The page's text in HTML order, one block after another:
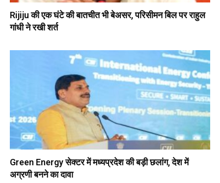
Rijiju की एक घंटे की बातचीत भी बेअसर, परिसीमन बिल पर राहुल
गांधी ने रखी शर्त
Green Energy सेक्टर में मध्यप्रदेश की बड़ी छलांग, देश में
अग्रणी बनने का दावा